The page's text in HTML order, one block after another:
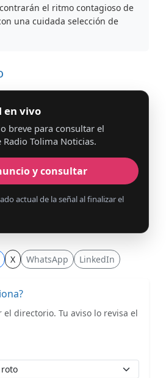
el ritmo contagioso de
una cuidada selección de
en vivo
breve para consultar el
Tolima Noticias.
y consultar
actual de la señal al finalizar el
X WhatsApp LinkedIn
el directorio. Tu aviso lo revisa el